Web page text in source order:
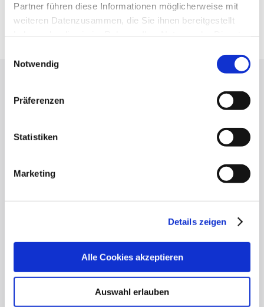
Partner führen diese Informationen möglicherweise mit
weiteren Datenzusammen, die Sie ihnen bereitgestellt
Impressum
Notwendig
Präferenzen
Statistiken
Marketing
Details zeigen
Alle Cookies akzeptieren
Auswahl erlauben
Google Maps
Google Maps Route
Mit unserem Newsletter bleiben Sie zu Events,
Stuttgart und Region immer up-to-date.
Über uns
Stellenangebote
Presse